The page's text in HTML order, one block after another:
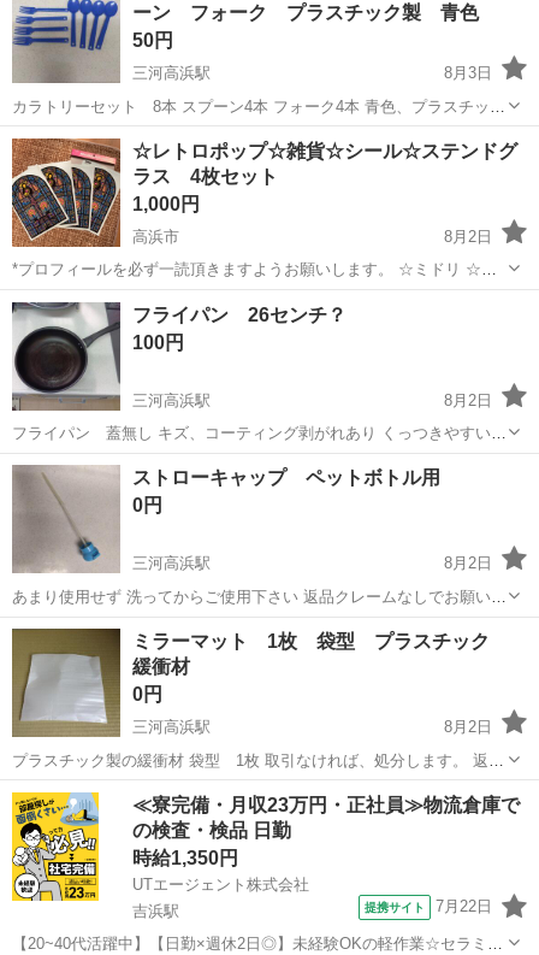
ーン フォーク プラスチック製 青色
50円
三河高浜駅
8月3日
カラトリーセット 8本 スプーン4本 フォーク4本 青色、プラスチック
製 バラ売り可能 あまり使用せず 洗浄してからご使用下さい。 返品ク
レームなしでお願いします。 #カラトリーセット #カラトリー #スプー
ン #フォー...
愛知 高浜市 三河高浜駅 食器 フォーク
☆レトロポップ☆雑貨☆シール☆ステンドグ
ラス 4枚セット
1,000円
高浜市
8月2日
*プロフィールを必ず一読頂きますようお願いします。 ☆ミドリ ☆デ
コレーションシール ☆ *ステンドグラス 大きめ 当時物 昭和レトロ
ポップな可愛いシールです！ 窓などガラスにはれます。大きめなので
インパクトありとって...
愛知 高浜市 生活雑貨
フライパン 26センチ？
100円
三河高浜駅
8月2日
フライパン 蓋無し キズ、コーティング剥がれあり くっつきやすいで
す。 フライパン買換したので、出品 洗浄しましたが、洗ってからご使
用下さい。 返品クレームなしでお願いします。 #フライパン
愛知 高浜市 三河高浜駅 調理器具
ストローキャップ ペットボトル用
0円
三河高浜駅
8月2日
あまり使用せず 洗ってからご使用下さい 返品クレームなしでお願いし
ます。 #ストローキャップ #ストロー
愛知 高浜市 三河高浜駅 食器 ペットボトル
ミラーマット 1枚 袋型 プラスチック
緩衝材
0円
三河高浜駅
8月2日
プラスチック製の緩衝材 袋型 1枚 取引なければ、処分します。 返品
クレームなしでお願いします。 #ミラーマット #緩衝材 #プラスチック
#梱包資材
愛知 高浜市 三河高浜駅 ラッピング用品 緩衝材
≪寮完備・月収23万円・正社員≫物流倉庫で
の検査・検品 日勤
時給1,350円
UTエージェント株式会社
吉浜駅
提携サイト 7月22日
【20~40代活躍中】【日勤×週休2日◎】未経験OKの軽作業☆セラミッ